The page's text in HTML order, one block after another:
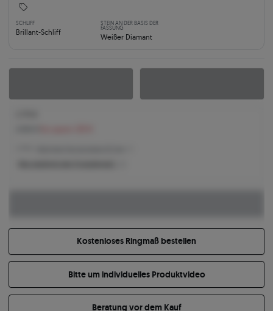
SCHLIFF
Brillant-Schliff
STEIN AN DER BASIS DER
FASSUNG
Weißer Diamant
Kostenloses Ringmaß bestellen
Bitte um individuelles Produktvideo
Beratung vor dem Kauf